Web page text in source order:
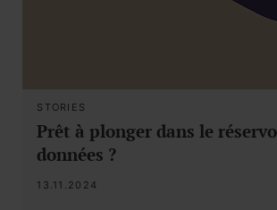
STORIES
Prêt à plonger dans le
données ?
13.11.2024